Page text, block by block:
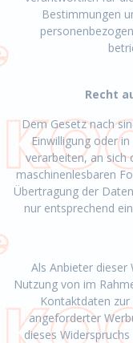
Bestimmungen
Recht
Dem Gesetz nach
Einwilligung oder
verarbeiten, an sich
maschinenlesbaren
Übertragung der
nur entsprechend
Als Anbieter
Nutzung von im
Kontaktdaten
angeforderter
dieses